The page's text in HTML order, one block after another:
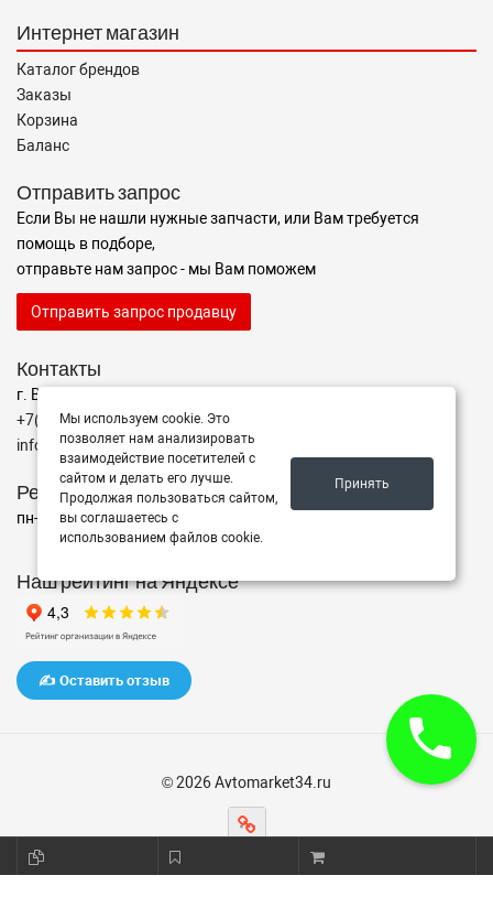
Интернет магазин
Каталог брендов
Заказы
Корзина
Баланс
Отправить запрос
Если Вы не нашли нужные запчасти, или Вам требуется
помощь в подборе,
отправьте нам запрос - мы Вам поможем
Отправить запрос продавцу
Контакты
г. Волгоград ул. ул. маршала Еременко 98
+7(962)760-02-00
info@avtomarket34.ru
Режим работы
пн-пт с 10:00 до 15:00, Сб-Вс выходной
Наш рейтинг на Яндексе
✍️ Оставить отзыв
© 2026 Avtomarket34.ru
Мы используем cookie. Это
позволяет нам анализировать
взаимодействие посетителей с
сайтом и делать его лучше.
Продолжая пользоваться сайтом,
вы соглашаетесь с
использованием файлов cookie.
Принять